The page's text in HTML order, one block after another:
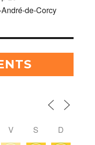
de-Corcy
V S
D